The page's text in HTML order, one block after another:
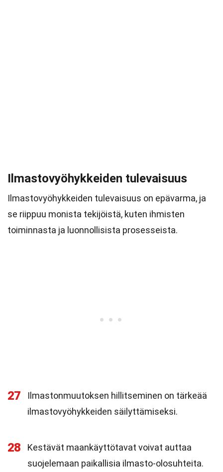
Ilmastovyöhykkeiden tulevaisuus
Ilmastovyöhykkeiden tulevaisuus on epävarma, ja
se riippuu monista tekijöistä, kuten ihmisten
toiminnasta ja luonnollisista prosesseista.
27
Ilmastonmuutoksen hillitseminen on tärkeää
ilmastovyöhykkeiden säilyttämiseksi.
28
Kestävät maankäyttötavat voivat auttaa
suojelemaan paikallisia ilmasto-olosuhteita.